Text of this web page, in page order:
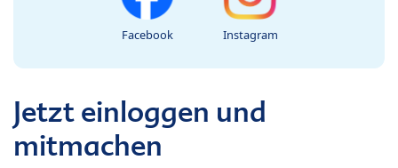
Facebook Instagram
Jetzt einloggen und
mitmachen